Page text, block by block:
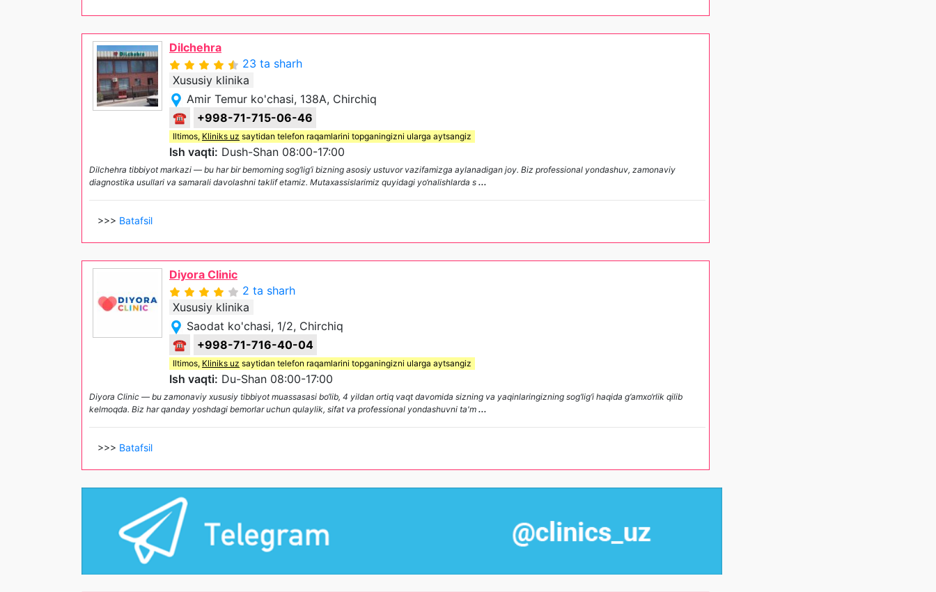
Dilchehra
23 ta sharh
Xususiy klinika
Amir Temur ko'chasi, 138A, Chirchiq
☎
+998-71-715-06-46
Iltimos, Kliniks uz saytidan telefon raqamlarini topganingizni ularga aytsangiz
Ish vaqti: Dush-Shan 08:00-17:00
Dilchehra tibbiyot markazi — bu har bir bemorning sog‘lig‘i bizning asosiy ustuvor vazifamizga aylanadigan joy. Biz professional yondashuv, zamonaviy
diagnostika usullari va samarali davolashni taklif etamiz. Mutaxassislarimiz quyidagi yo‘nalishlarda s ...
>>> Batafsil
Diyora Clinic
2 ta sharh
Xususiy klinika
Saodat ko'chasi, 1/2, Chirchiq
☎
+998-71-716-40-04
Iltimos, Kliniks uz saytidan telefon raqamlarini topganingizni ularga aytsangiz
Ish vaqti: Du-Shan 08:00-17:00
Diyora Clinic — bu zamonaviy xususiy tibbiyot muassasasi bo‘lib, 4 yildan ortiq vaqt davomida sizning va yaqinlaringizning sog‘lig‘i haqida g‘amxo‘rlik qilib
kelmoqda. Biz har qanday yoshdagi bemorlar uchun qulaylik, sifat va professional yondashuvni ta'm ...
>>> Batafsil